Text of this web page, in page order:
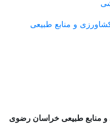
منابع طبیعی خراسان رضوی